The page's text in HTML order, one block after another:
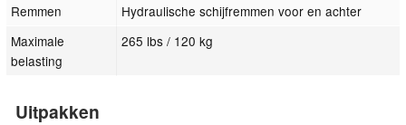
Remmen
Hydraulische schijfremmen voor en achter
Maximale
belasting
265 lbs / 120 kg
Uitpakken